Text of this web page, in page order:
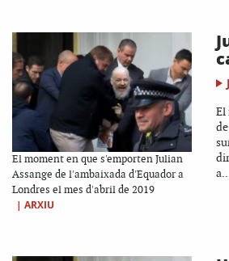
El moment en que s'emporten Julian
Assange de l'ambaixada d'Equador a
Londres el mes d'abril de 2019
| ARXIU
El